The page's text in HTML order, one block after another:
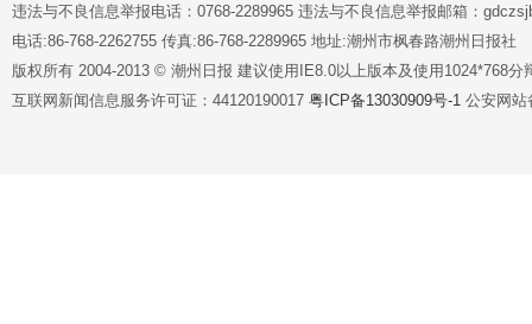
违法与不良信息举报电话：0768-2289965 违法与不良信息举报邮箱：
电话:86-768-2262755 传真:86-768-2289965 地址:潮州市枫春路潮州日报社
版权所有 2004-2013 © 潮州日报 建议使用IE8.0以上版本及使用1024*768分
互联网新闻信息服务许可证：44120190017 粤ICP备13030909号-1 公安网站